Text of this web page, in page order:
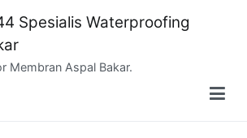
Spesialis Waterproofing
Membran Aspal Bakar.